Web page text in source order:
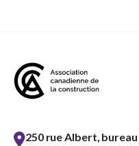
250 rue Albert, bureau